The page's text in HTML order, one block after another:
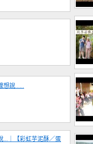
想說......
...｜【彩虹芋泥酥／蛋